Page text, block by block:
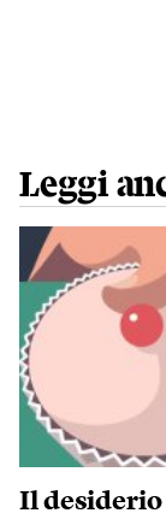
Leggi
Il desiderio